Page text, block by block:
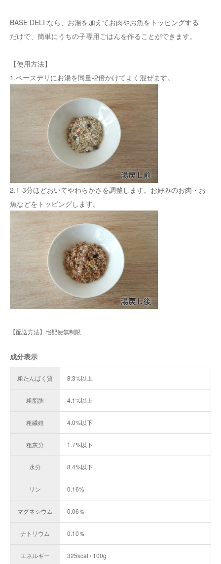
BASE DELI なら、お湯を加えてお肉やお魚をトッピングする
だけで、簡単にうちの子専用ごはんを作ることができます。
【使用方法】
1.ベースデリにお湯を同量-2倍かけてよく混ぜます。
2.1-3分ほどおいてやわらかさを調整します。お好みのお肉・お
魚などをトッピングします。
【配送方法】宅配便無制限
成分表示
粗たんぱく質 8.3%以上
粗脂肪 4.1%以上
粗繊維 4.0%以下
粗灰分 1.7%以下
水分 8.4%以下
リン 0.16%
マグネシウム 0.06％
ナトリウム 0.10％
エネルギー 325kcal / 100g